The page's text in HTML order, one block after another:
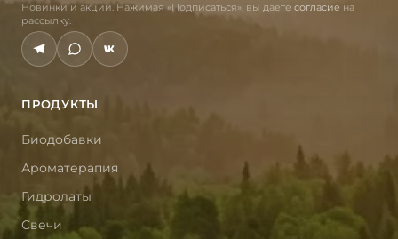
Новинки и акции. Нажимая «Подписаться», вы даёте согласие на
рассылку.
ПРОДУКТЫ
Биодобавки
Ароматерапия
Гидролаты
Свечи